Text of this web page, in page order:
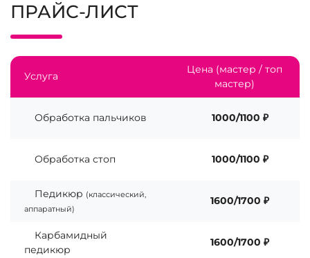
ПРАЙС-ЛИСТ
Услуга
Цена (мастер / топ
мастер)
Обработка пальчиков 1000/1100 ₽
Обработка стоп 1000/1100 ₽
Педикюр (классический,
аппаратный)
1600/1700 ₽
Карбамидный
педикюр
1600/1700 ₽